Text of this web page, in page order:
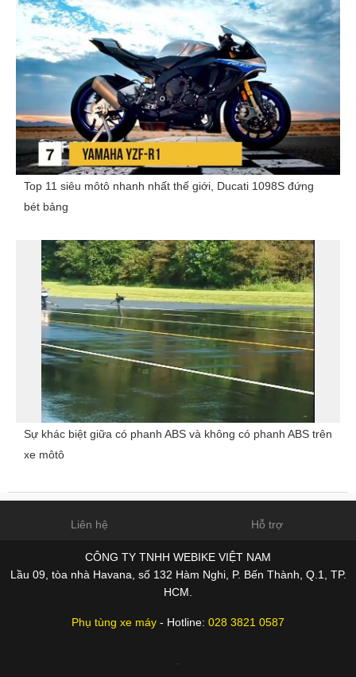
Top 11 siêu môtô nhanh nhất thế giới, Ducati 1098S đứng
bét bảng
Sự khác biệt giữa có phanh ABS và không có phanh ABS trên
xe môtô
Liên hệ Hỗ trợ
CÔNG TY TNHH WEBIKE VIỆT NAM
Lầu 09, tòa nhà Havana, số 132 Hàm Nghi, P. Bến Thành, Q.1, TP.
HCM.
Phụ tùng xe máy - Hotline: 028 3821 0587